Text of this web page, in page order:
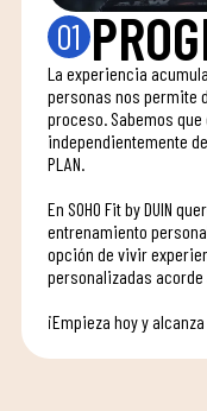
01
La experiencia
personas nos permite
proceso. Sabemos
independientemente
PLAN.
En SOHO Fit by DUIN
entrenamiento
opción de vivir
personalizadas
¡Empieza hoy y